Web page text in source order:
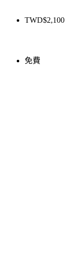
TWD$2,100
免費